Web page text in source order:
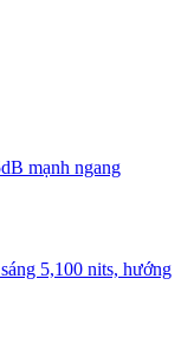
mạnh ngang
5,100 nits, hướng